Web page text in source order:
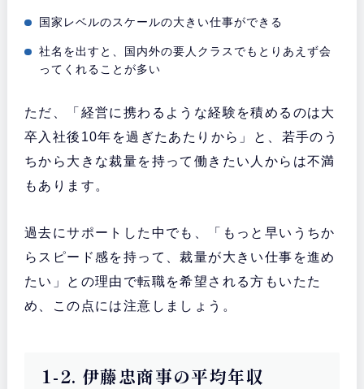
国家レベルのスケールの大きい仕事ができる
社名を出すと、国内外の要人クラスでもとりあえず会
ってくれることが多い
ただ、「経営に携わるような経験を積めるのは大
卒入社後10年を過ぎたあたりから」と、若手のう
ちから大きな裁量を持って働きたい人からは不満
もあります。
過去にサポートした中でも、「もっと早いうちか
らスピード感を持って、裁量が大きい仕事を進め
たい」との理由で転職を希望される方もいたた
め、この点には注意しましょう。
1-2. 伊藤忠商事の平均年収